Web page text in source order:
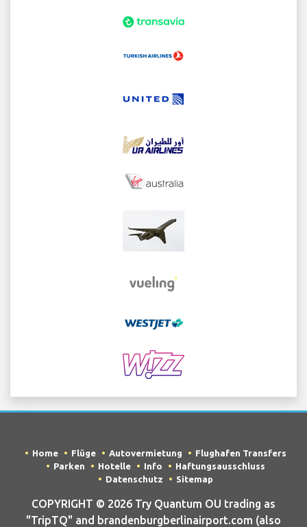
Home Flüge Autovermietung
Flughafen Transfers
Parken
Hotelle Info
Haftungsausschluss
Datenschutz
Sitemap
COPYRIGHT © 2026 Try Quantum OU trading as
"TripTQ" and brandenburgberlinairport.com (also